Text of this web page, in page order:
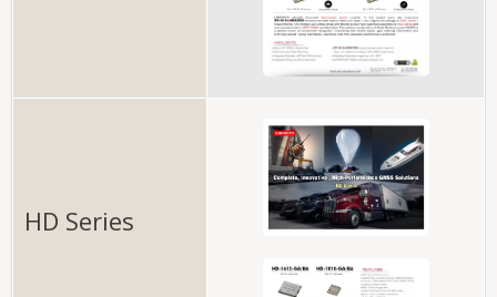
HD Series